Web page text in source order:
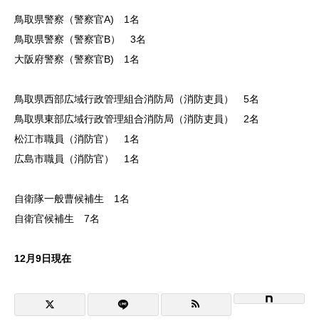
支援制度
よくある質問
アクセス
NiBキャンパスブログ
情報公開 プライバシーポリシー
鳥取県警察（警察官A) 1名
鳥取県警察（警察官B） 3名
大阪府警察（警察官B) 1名
鳥取県西部広域行政管理組合消防局（消防吏員） 5名
鳥取県東部広域行政管理組合消防局（消防吏員） 2名
松江市職員（消防官） 1名
広島市職員（消防官） 1名
自衛隊一般曹候補生 1名
自衛官候補生 7名
12月9日現在